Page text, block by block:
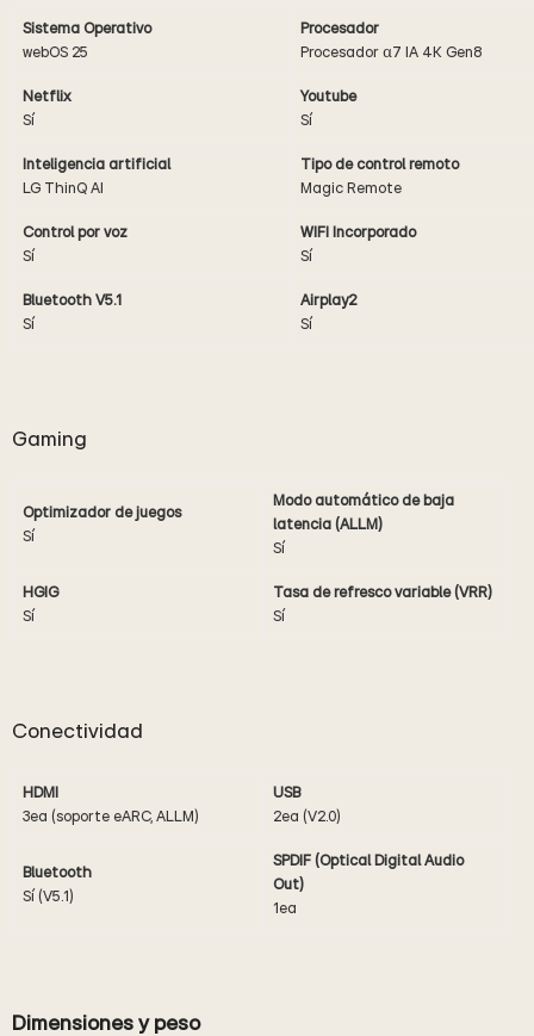
Sistema Operativo
webOS 25
Procesador
Procesador α7 IA 4K Gen8
Netflix
Sí
Youtube
Sí
Inteligencia artificial
LG ThinQ AI
Tipo de control remoto
Magic Remote
Control por voz
Sí
WIFI Incorporado
Sí
Bluetooth V5.1
Sí
Airplay2
Sí
Gaming
Optimizador de juegos
Sí
Modo automático de baja
latencia (ALLM)
Sí
HGIG
Sí
Tasa de refresco variable (VRR)
Sí
Conectividad
HDMI
3ea (soporte eARC, ALLM)
USB
2ea (V2.0)
Bluetooth
Sí (V5.1)
SPDIF (Optical Digital Audio
Out)
1ea
Dimensiones y peso